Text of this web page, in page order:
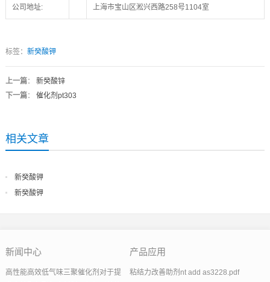
公司地址: 上海市宝山区淞兴西路258号1104室
标签： 新癸酸钾
上一篇： 新癸酸锌
下一篇： 催化剂pt303
相关文章
新癸酸钾
新癸酸钾
新闻中心
高性能高效低气味三聚催化剂对于提
产品应用
粘结力改善助剂nt add as3228.pdf